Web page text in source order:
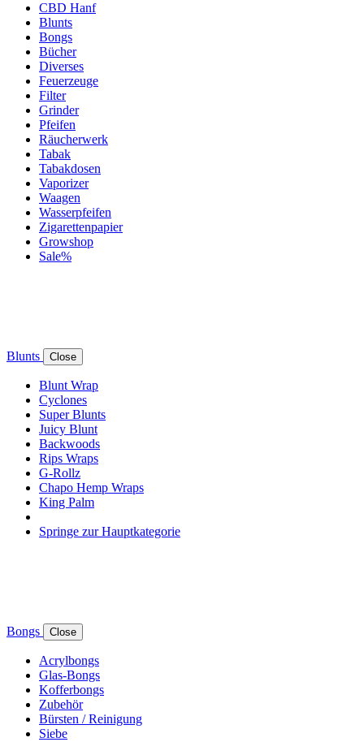
CBD Hanf
Blunts
Bongs
Bücher
Diverses
Feuerzeuge
Filter
Grinder
Pfeifen
Räucherwerk
Tabak
Tabakdosen
Vaporizer
Waagen
Wasserpfeifen
Zigarettenpapier
Growshop
Sale%
Blunts Close
Blunt Wrap
Cyclones
Super Blunts
Juicy Blunt
Backwoods
Rips Wraps
G-Rollz
Chapo Hemp Wraps
King Palm
Springe zur Hauptkategorie
Bongs Close
Acrylbongs
Glas-Bongs
Kofferbongs
Zubehör
Bürsten / Reinigung
Siebe